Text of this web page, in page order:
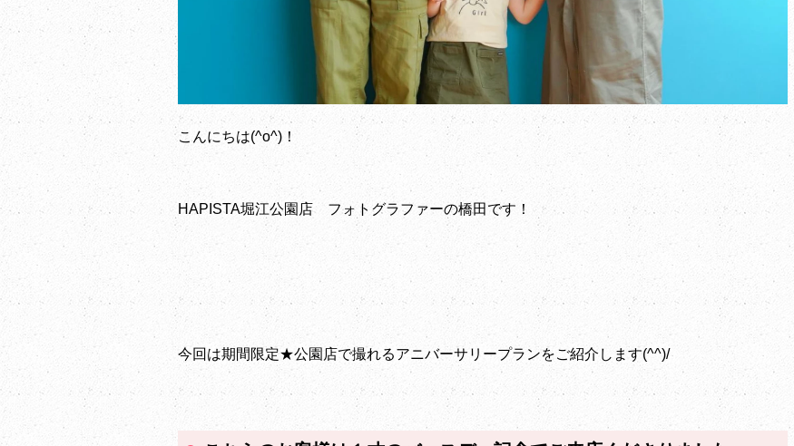
こんにちは(^o^)！
HAPISTA堀江公園店 フォトグラファーの橋田です！
今回は期間限定★公園店で撮れるアニバーサリープランをご紹介します(^^)/